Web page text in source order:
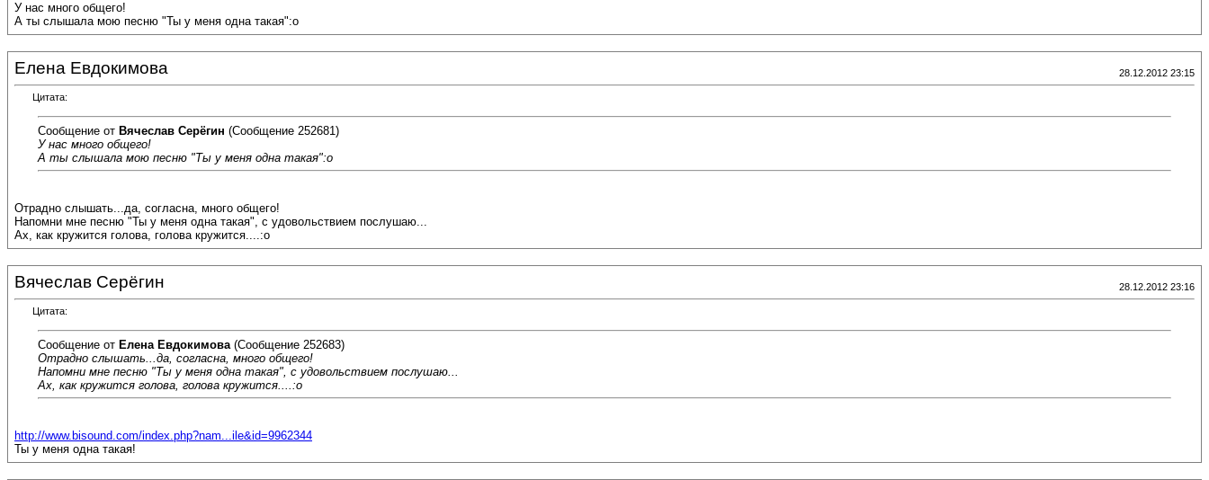
У нас много общего!
А ты слышала мою песню "Ты у меня одна такая":o
Елена Евдокимова 28.12.2012 23:15
Цитата:
Сообщение от Вячеслав Серёгин (Сообщение 252681)
У нас много общего!
А ты слышала мою песню "Ты у меня одна такая":o
Отрадно слышать...да, согласна, много общего!
Напомни мне песню "Ты у меня одна такая", с удовольствием послушаю...
Ах, как кружится голова, голова кружится....:o
Вячеслав Серёгин 28.12.2012 23:16
Цитата:
Сообщение от Елена Евдокимова (Сообщение 252683)
Отрадно слышать...да, согласна, много общего!
Напомни мне песню "Ты у меня одна такая", с удовольствием послушаю...
Ах, как кружится голова, голова кружится....:o
http://www.bisound.com/index.php?nam...ile&id=9962344
Ты у меня одна такая!